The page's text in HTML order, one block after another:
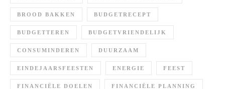
BROOD BAKKEN BUDGETRECEPT
BUDGETTEREN BUDGETVRIENDELIJK
CONSUMINDEREN DUURZAAM
EINDEJAARSFEESTEN ENERGIE FEEST
FINANCIËLE DOELEN FINANCIËLE PLANNING